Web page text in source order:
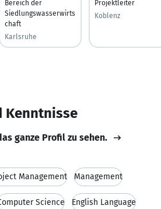
Bereich der
Siedlungswasserwirts
chaft
Karlsruhe
Projektleiter
Koblenz
Kenntnisse
ganze Profil zu sehen.
Management Management
Science English Language